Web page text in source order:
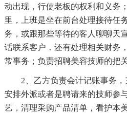
动出现，行使老板的权利和义务
里，上班是坐在前台处理接待任
务，或跟那些等待的客人聊聊天
话联系客户，还有处理相关财务
常事务；负责招聘美容技师的把
2、乙方负责会计记账事务
安排外派或者是聘请来的技师参
艺，清理采购产品清单，看护本